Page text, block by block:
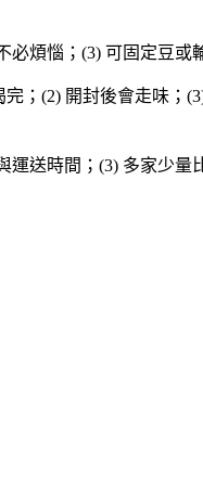
煩惱；(3) 可固定豆
；(2) 開封後會走味
運送時間；(3) 多家少